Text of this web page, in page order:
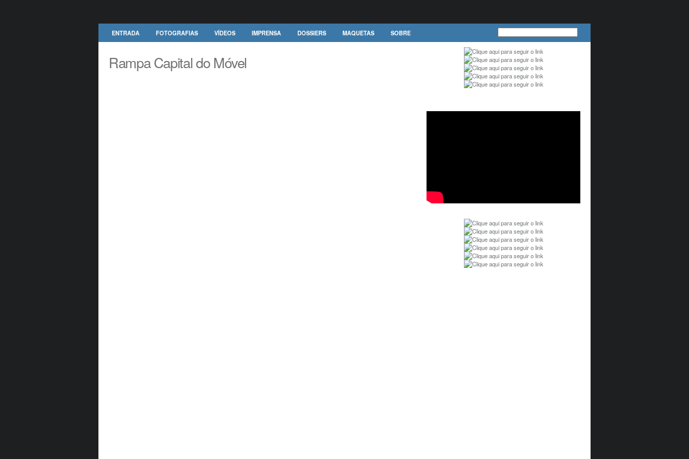
ENTRADA FOTOGRAFIAS VÍDEOS IMPRENSA DOSSIERS MAQUETAS SOBRE
Rampa Capital do Móvel